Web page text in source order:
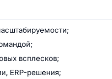
всплесков;
ERP-решения;